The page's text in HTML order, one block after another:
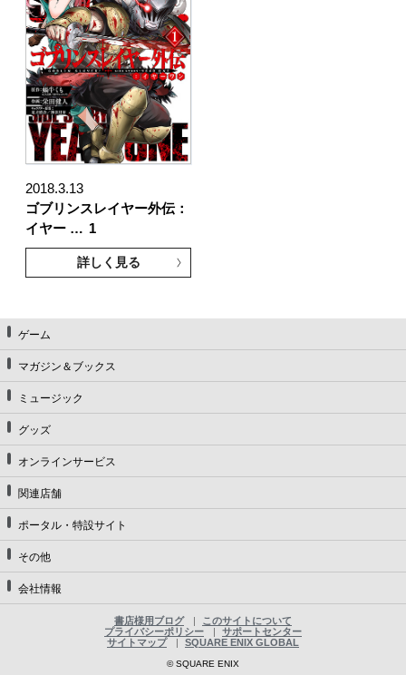
2018.3.13
ゴブリンスレイヤー外伝：
イヤー … 1
詳しく見る
ゲーム
マガジン＆ブックス
ミュージック
グッズ
オンラインサービス
関連店舗
ポータル・特設サイト
その他
会社情報
書店様用ブログ
このサイトについて
プライバシーポリシー
サポートセンター
サイトマップ
SQUARE ENIX GLOBAL
© SQUARE ENIX